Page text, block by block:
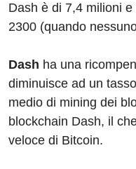
Dash è di 7,4 milioni
2300 (quando
Dash ha una
diminuisce ad un
medio di mining dei
blockchain Dash, il
veloce di Bitcoin.